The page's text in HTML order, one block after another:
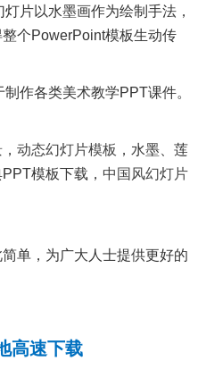
片以水墨画作为绘制手法，
个PowerPoint模板生动传
作各类美术教学PPT课件。
动态幻灯片模板 ，水墨、莲
模板下载， 中国风幻灯片
单，为广大人士提供更好的
高速下载